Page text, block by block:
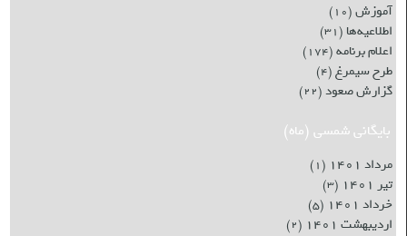
آموزش(۱۰)
اطلاعیه‌ها(۳۱)
اعلام برنامه(۱۷۴)
طرح سیمرغ(۴)
گزارش صعود(۲۲)
بایگانی شمسی (ماه)
مرداد ۱۴۰۱ (۱)
تیر ۱۴۰۱ (۳)
خرداد ۱۴۰۱ (۵)
اردیبهشت ۱۴۰۱ (۲)